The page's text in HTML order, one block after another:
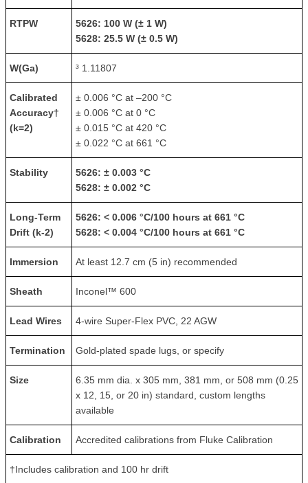
RTPW 5626: 100 W (± 1 W)
5628: 25.5 W (± 0.5 W)
W(Ga) ³ 1.11807
Calibrated
Accuracy†
(k=2)
± 0.006 °C at –200 °C
± 0.006 °C at 0 °C
± 0.015 °C at 420 °C
± 0.022 °C at 661 °C
Stability 5626: ± 0.003 °C
5628: ± 0.002 °C
Long-Term
Drift (k-2)
5626: < 0.006 °C/100 hours at 661 °C
5628: < 0.004 °C/100 hours at 661 °C
Immersion At least 12.7 cm (5 in) recommended
Sheath Inconel™ 600
Lead Wires 4-wire Super-Flex PVC, 22 AGW
Termination Gold-plated spade lugs, or specify
Size
6.35 mm dia. x 305 mm, 381 mm, or 508 mm (0.25
x 12, 15, or 20 in) standard, custom lengths
available
Calibration Accredited calibrations from Fluke Calibration
†Includes calibration and 100 hr drift